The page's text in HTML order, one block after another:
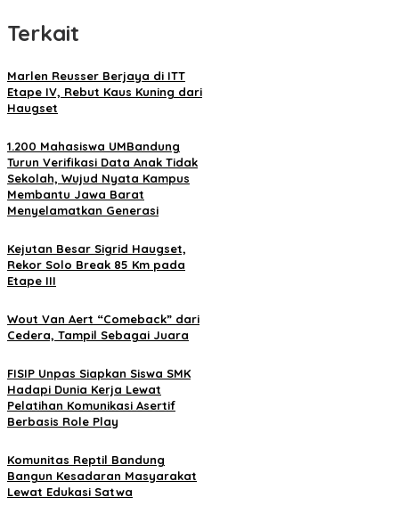
Terkait
Marlen Reusser Berjaya di ITT
Etape IV, Rebut Kaus Kuning dari
Haugset
1.200 Mahasiswa UMBandung
Turun Verifikasi Data Anak Tidak
Sekolah, Wujud Nyata Kampus
Membantu Jawa Barat
Menyelamatkan Generasi
Kejutan Besar Sigrid Haugset,
Rekor Solo Break 85 Km pada
Etape III
Wout Van Aert “Comeback” dari
Cedera, Tampil Sebagai Juara
FISIP Unpas Siapkan Siswa SMK
Hadapi Dunia Kerja Lewat
Pelatihan Komunikasi Asertif
Berbasis Role Play
Komunitas Reptil Bandung
Bangun Kesadaran Masyarakat
Lewat Edukasi Satwa